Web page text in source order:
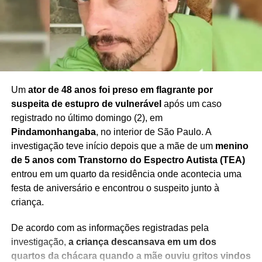
Um ator de 48 anos foi preso em flagrante por
suspeita de estupro de vulnerável após um caso
registrado no último domingo (2), em
Pindamonhangaba, no interior de São Paulo. A
investigação teve início depois que a mãe de um menino
de 5 anos com Transtorno do Espectro Autista (TEA)
entrou em um quarto da residência onde acontecia uma
festa de aniversário e encontrou o suspeito junto à
criança.
De acordo com as informações registradas pela
investigação, a criança descansava em um dos
quartos da chácara quando a mãe ouviu gritos vindos